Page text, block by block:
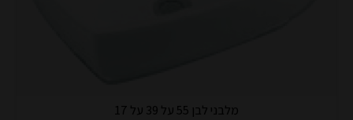
מלבני לבן 55 על 39 על 17